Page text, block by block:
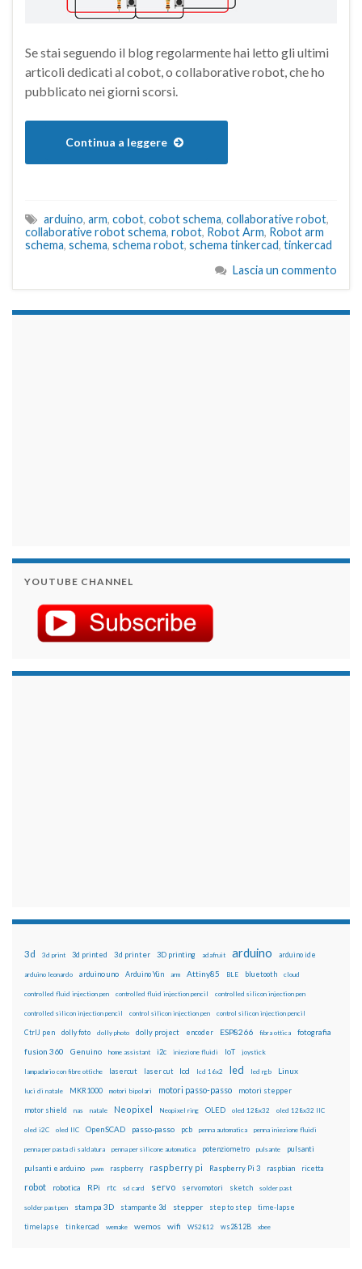
Se stai seguendo il blog regolarmente hai letto gli ultimi
articoli dedicati al cobot, o collaborative robot, che ho
pubblicato nei giorni scorsi.
Continua a leggere
arduino, arm, cobot, cobot schema, collaborative robot,
collaborative robot schema, robot, Robot Arm, Robot arm
schema, schema, schema robot, schema tinkercad, tinkercad
Lascia un commento
YOUTUBE CHANNEL
3d 3d print 3d printed 3d printer 3D printing adafruit arduino arduino ide
arduino leonardo arduino uno Arduino Yún arm Attiny85 BLE bluetooth cloud
controlled fluid injection pen controlled fluid injection pencil controlled silicon injection pen
controlled silicon injection pencil control silicon injection pen control silicon injection pencil
CtrlJ pen dolly foto dolly photo dolly project encoder ESP8266 fibra ottica fotografia
fusion 360 Genuino home assistant i2c iniezione fluidi IoT joystick
lampadario con fibre ottiche lasercut laser cut lcd lcd 16x2 led led rgb Linux
luci di natale MKR1000 motori bipolari motori passo-passo motori stepper
motor shield nas natale Neopixel Neopixel ring OLED oled 128x32 oled 128x32 IIC
oled i2C oled IIC OpenSCAD passo-passo pcb penna automatica penna iniezione fluidi
penna per pasta di saldatura penna per silicone automatica potenziometro pulsante pulsanti
pulsanti e arduino pwm raspberry raspberry pi Raspberry Pi 3 raspbian ricetta
robot robotica RPi rtc sd card servo servomotori sketch solder past
solder past pen stampa 3D stampante 3d stepper step to step time-lapse
timelapse tinkercad wemake wemos wifi WS2812 ws2812B xbee